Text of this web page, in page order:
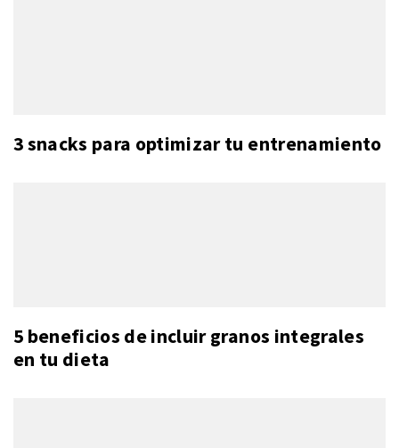
3 snacks para optimizar tu entrenamiento
5 beneficios de incluir granos integrales
en tu dieta